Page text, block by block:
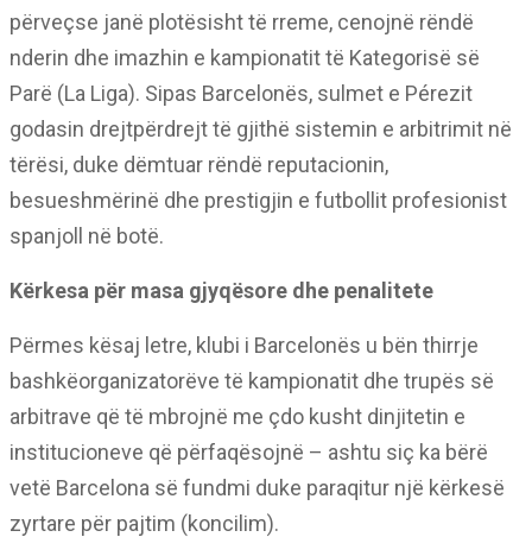
përveçse janë plotësisht të rreme, cenojnë rëndë
nderin dhe imazhin e kampionatit të Kategorisë së
Parë (La Liga). Sipas Barcelonës, sulmet e Pérezit
godasin drejtpërdrejt të gjithë sistemin e arbitrimit në
tërësi, duke dëmtuar rëndë reputacionin,
besueshmërinë dhe prestigjin e futbollit profesionist
spanjoll në botë.
Kërkesa për masa gjyqësore dhe penalitete
Përmes kësaj letre, klubi i Barcelonës u bën thirrje
bashkëorganizatorëve të kampionatit dhe trupës së
arbitrave që të mbrojnë me çdo kusht dinjitetin e
institucioneve që përfaqësojnë – ashtu siç ka bërë
vetë Barcelona së fundmi duke paraqitur një kërkesë
zyrtare për pajtim (koncilim).